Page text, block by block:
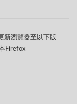
新瀏覽器至以下版
Firefox